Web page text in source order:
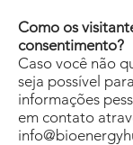
Como os
consentimento?
Caso você não
seja possível
informações
em contato